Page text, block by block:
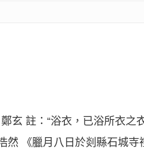
玄 註：“浴衣，已浴所衣之
然 《臘月八日於剡縣石城